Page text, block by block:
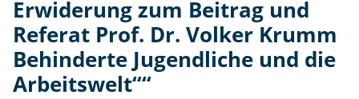
Erwiderung zum Beitrag und
Referat Prof. Dr. Volker Krumm
Behinderte Jugendliche und die
Arbeitswelt““